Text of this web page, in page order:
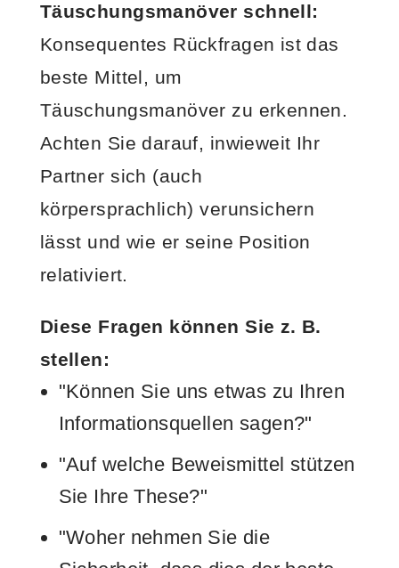
Täuschungsmanöver schnell:
Konsequentes Rückfragen ist das
beste Mittel, um
Täuschungsmanöver zu erkennen.
Achten Sie darauf, inwieweit Ihr
Partner sich (auch
körpersprachlich) verunsichern
lässt und wie er seine Position
relativiert.
Diese Fragen können Sie z. B.
stellen:
"Können Sie uns etwas zu Ihren
Informationsquellen sagen?"
"Auf welche Beweismittel stützen
Sie Ihre These?"
"Woher nehmen Sie die